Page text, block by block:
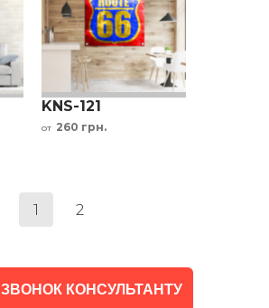
KNS-121
от 260 грн.
1 2
ЗВОНОК КОНСУЛЬТАНТУ